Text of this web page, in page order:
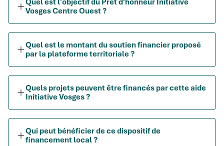
Quel est l'objectif du Prêt d'honneur Initiative
Vosges Centre Ouest ?
Quel est le montant du soutien financier proposé
par la plateforme territoriale ?
Quels projets peuvent être financés par cette aide
Initiative Vosges ?
Qui peut bénéficier de ce dispositif de
financement local ?